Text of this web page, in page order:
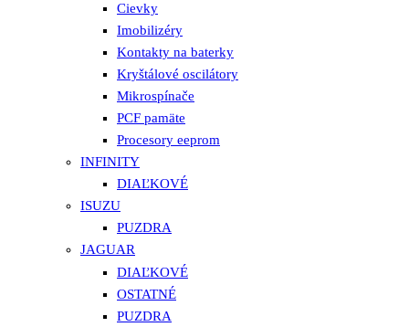
Cievky
Imobilizéry
Kontakty na baterky
Kryštálové oscilátory
Mikrospínače
PCF pamäte
Procesory eeprom
INFINITY
DIAĽKOVÉ
ISUZU
PUZDRA
JAGUAR
DIAĽKOVÉ
OSTATNÉ
PUZDRA